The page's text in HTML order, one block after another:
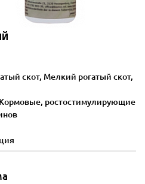
скот, Мелкий рогатый скот,
Кормовые, ростостимулирующие